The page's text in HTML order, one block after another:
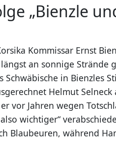
„Bienzle
Kommissar Ernst
an sonnige Strände
Schwäbische in Bienzles
Helmut
vor Jahren wegen
wichtiger“
Blaubeuren, während